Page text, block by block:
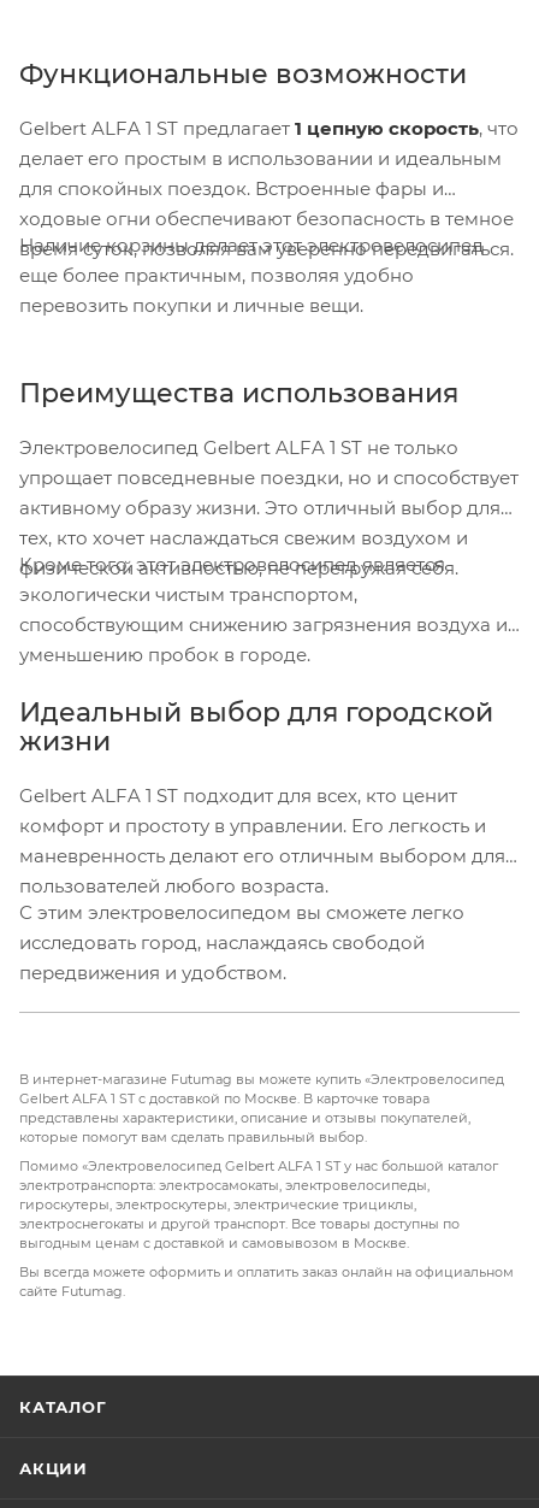
Функциональные возможности
Gelbert ALFA 1 ST предлагает 1 цепную скорость, что
делает его простым в использовании и идеальным
для спокойных поездок. Встроенные фары и
ходовые огни обеспечивают безопасность в темное
время суток, позволяя вам уверенно передвигаться.
Наличие корзины делает этот электровелосипед
еще более практичным, позволяя удобно
перевозить покупки и личные вещи.
Преимущества использования
Электровелосипед Gelbert ALFA 1 ST не только
упрощает повседневные поездки, но и способствует
активному образу жизни. Это отличный выбор для
тех, кто хочет наслаждаться свежим воздухом и
физической активностью, не перегружая себя.
Кроме того, этот электровелосипед является
экологически чистым транспортом,
способствующим снижению загрязнения воздуха и
уменьшению пробок в городе.
Идеальный выбор для городской
жизни
Gelbert ALFA 1 ST подходит для всех, кто ценит
комфорт и простоту в управлении. Его легкость и
маневренность делают его отличным выбором для
пользователей любого возраста.
С этим электровелосипедом вы сможете легко
исследовать город, наслаждаясь свободой
передвижения и удобством.
В интернет-магазине Futumag вы можете купить «Электровелосипед
Gelbert ALFA 1 ST с доставкой по Москве. В карточке товара
представлены характеристики, описание и отзывы покупателей,
которые помогут вам сделать правильный выбор.
Помимо «Электровелосипед Gelbert ALFA 1 ST у нас большой каталог
электротранспорта: электросамокаты, электровелосипеды,
гироскутеры, электроскутеры, электрические трициклы,
электроснегокаты и другой транспорт. Все товары доступны по
выгодным ценам с доставкой и самовывозом в Москве.
Вы всегда можете оформить и оплатить заказ онлайн на официальном
сайте Futumag.
КАТАЛОГ
АКЦИИ